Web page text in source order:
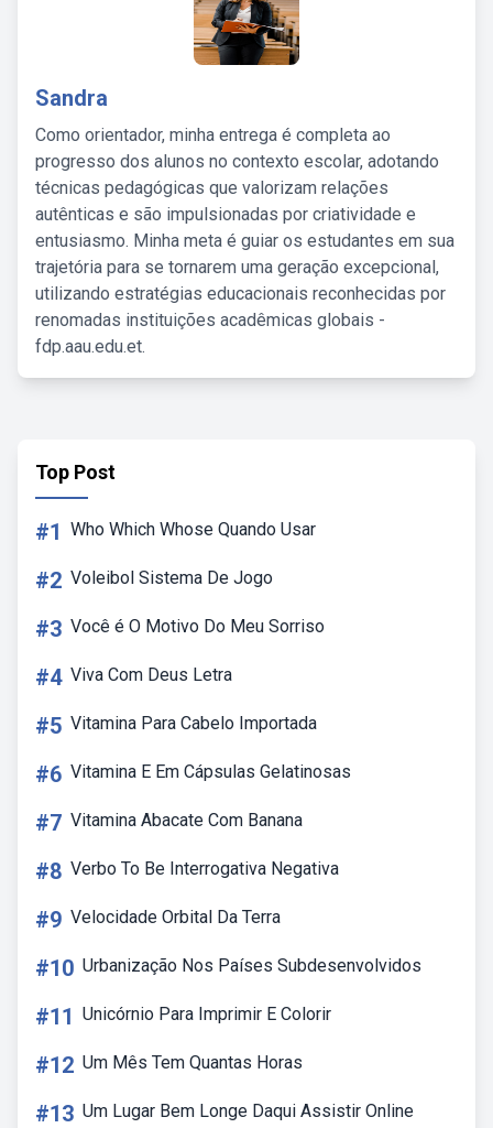
Sandra
Como orientador, minha entrega é completa ao
progresso dos alunos no contexto escolar, adotando
técnicas pedagógicas que valorizam relações
autênticas e são impulsionadas por criatividade e
entusiasmo. Minha meta é guiar os estudantes em sua
trajetória para se tornarem uma geração excepcional,
utilizando estratégias educacionais reconhecidas por
renomadas instituições acadêmicas globais -
fdp.aau.edu.et.
Top Post
#1 Who Which Whose Quando Usar
#2 Voleibol Sistema De Jogo
#3 Você é O Motivo Do Meu Sorriso
#4 Viva Com Deus Letra
#5 Vitamina Para Cabelo Importada
#6 Vitamina E Em Cápsulas Gelatinosas
#7 Vitamina Abacate Com Banana
#8 Verbo To Be Interrogativa Negativa
#9 Velocidade Orbital Da Terra
#10 Urbanização Nos Países Subdesenvolvidos
#11 Unicórnio Para Imprimir E Colorir
#12 Um Mês Tem Quantas Horas
#13 Um Lugar Bem Longe Daqui Assistir Online